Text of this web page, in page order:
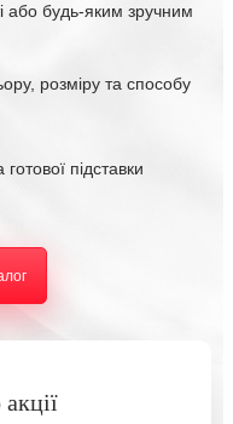
або будь-яким зручним
розміру та способу
підставки